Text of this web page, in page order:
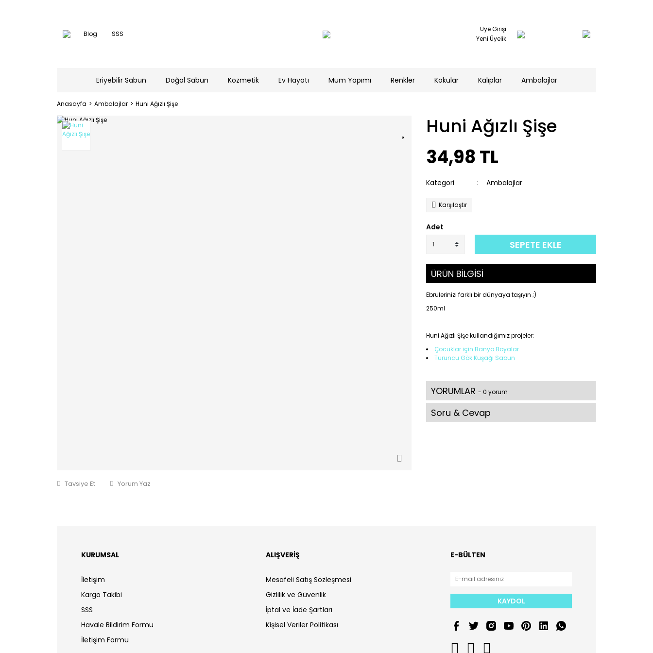
Blog SSS
Üye Girişi
Yeni Üyelik
Eriyebilir Sabun Doğal Sabun Kozmetik Ev Hayatı Mum Yapımı Renkler Kokular Kalıplar Ambalajlar
Anasayfa Ambalajlar Huni Ağızlı Şişe
Tavsiye Et Yorum Yaz
Huni Ağızlı Şişe
34,98 TL
Kategori Ambalajlar
Karşılaştır
Adet
SEPETE EKLE
ÜRÜN BİLGİSİ
Ebrulerinizi farklı bir dünyaya taşıyın ;)
250ml
Huni Ağızlı Şişe kullandığımız projeler:
Çocuklar için Banyo Boyalar
Turuncu Gök Kuşağı Sabun
YORUMLAR - 0 yorum
Soru & Cevap
KURUMSAL
İletişim
Kargo Takibi
SSS
Havale Bildirim Formu
İletişim Formu
ALIŞVERİŞ
Mesafeli Satış Sözleşmesi
Gizlilik ve Güvenlik
İptal ve İade Şartları
Kişisel Veriler Politikası
E-BÜLTEN
KAYDOL